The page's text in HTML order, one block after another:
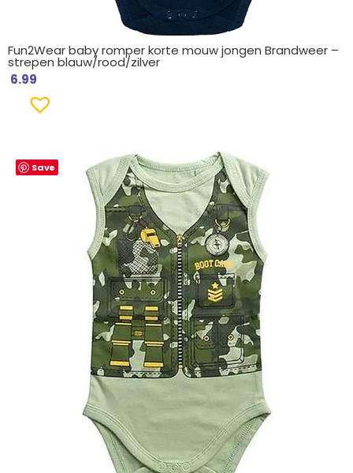
Fun2Wear baby romper korte mouw jongen Brandweer –
strepen blauw/rood/zilver
6.99
Save